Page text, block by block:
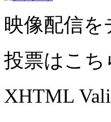
映像配信を
投票はこち
XHTML